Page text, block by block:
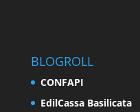
BLOGROLL
CONFAPI
EdilCassa Basilicata